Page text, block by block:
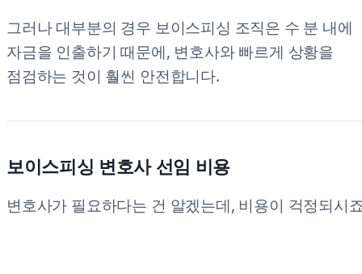
그러나 대부분의 경우 보이스피싱 조직은 수 분 내에
자금을 인출하기 때문에, 변호사와 빠르게 상황을
점검하는 것이 훨씬 안전합니다.
보이스피싱 변호사 선임 비용
변호사가 필요하다는 건 알겠는데, 비용이 걱정되시